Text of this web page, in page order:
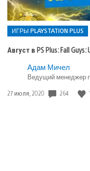
ИГРЫ PLAYSTATION PLUS
Август в PS Plus: Fall
Опубликовано
Игры
playstation
Адам Мичел
Ведущий менеджер
Дата
27 июля, 2020 264